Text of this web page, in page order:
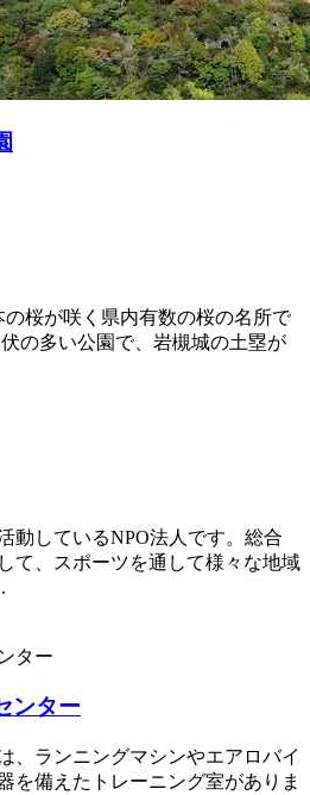
桜が咲く県内有数の桜の名所で
の多い公園で、岩槻城の土塁が
動しているNPO法人です。総合
て、スポーツを通して様々な地域
ンター
、ランニングマシンやエアロバイ
を備えたトレーニング室がありま